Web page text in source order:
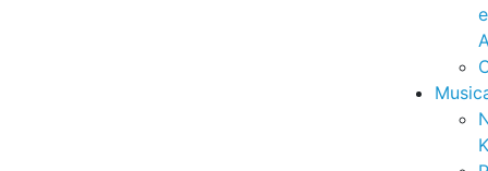
e